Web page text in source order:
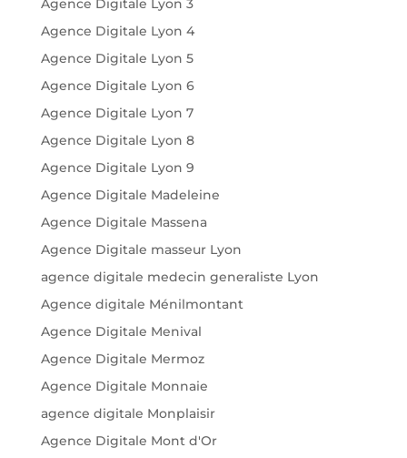
Agence Digitale Lyon 3
Agence Digitale Lyon 4
Agence Digitale Lyon 5
Agence Digitale Lyon 6
Agence Digitale Lyon 7
Agence Digitale Lyon 8
Agence Digitale Lyon 9
Agence Digitale Madeleine
Agence Digitale Massena
Agence Digitale masseur Lyon
agence digitale medecin generaliste Lyon
Agence digitale Ménilmontant
Agence Digitale Menival
Agence Digitale Mermoz
Agence Digitale Monnaie
agence digitale Monplaisir
Agence Digitale Mont d'Or